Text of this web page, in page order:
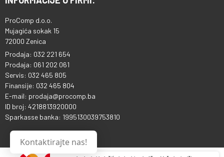
ProComp d.o.o.
Mujagića sokak 15
72000 Zenica
Prodaja: 032 221 654
Prodaja: 061 202 061
Servis: 032 465 805
Finansije: 032 465 804
E-mail: prodaja@procomp.ba
ID broj: 4218813920000
Sparkasse banka: 1995130039753810
Kontaktirajte nas!